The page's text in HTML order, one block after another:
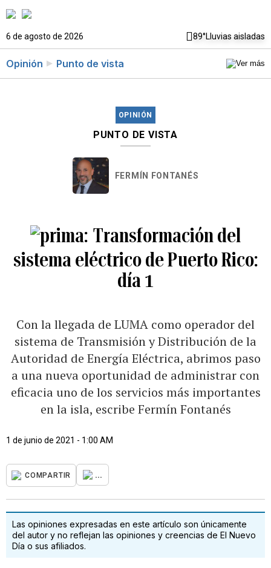
6 de agosto de 2026 89°Lluvias aisladas
Opinión Punto de vista
OPINIÓN
PUNTO DE VISTA
FERMÍN FONTANÉS
Transformación del
sistema eléctrico de Puerto Rico:
día 1
Con la llegada de LUMA como operador del
sistema de Transmisión y Distribución de la
Autoridad de Energía Eléctrica, abrimos paso
a una nueva oportunidad de administrar con
eficacia uno de los servicios más importantes
en la isla, escribe Fermín Fontanés
1 de junio de 2021 - 1:00 AM
COMPARTIR ...
Las opiniones expresadas en este artículo son únicamente
del autor y no reflejan las opiniones y creencias de El Nuevo
Día o sus afiliados.